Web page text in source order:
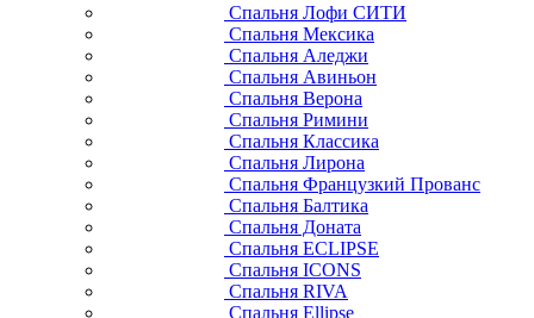
Спальня Лофи СИТИ
Спальня Мексика
Спальня Аледжи
Спальня Авиньон
Спальня Верона
Спальня Римини
Спальня Классика
Спальня Лирона
Спальня Французкий Прованс
Спальня Балтика
Спальня Доната
Спальня ECLIPSE
Спальня ICONS
Спальня RIVA
Спальня Ellipse